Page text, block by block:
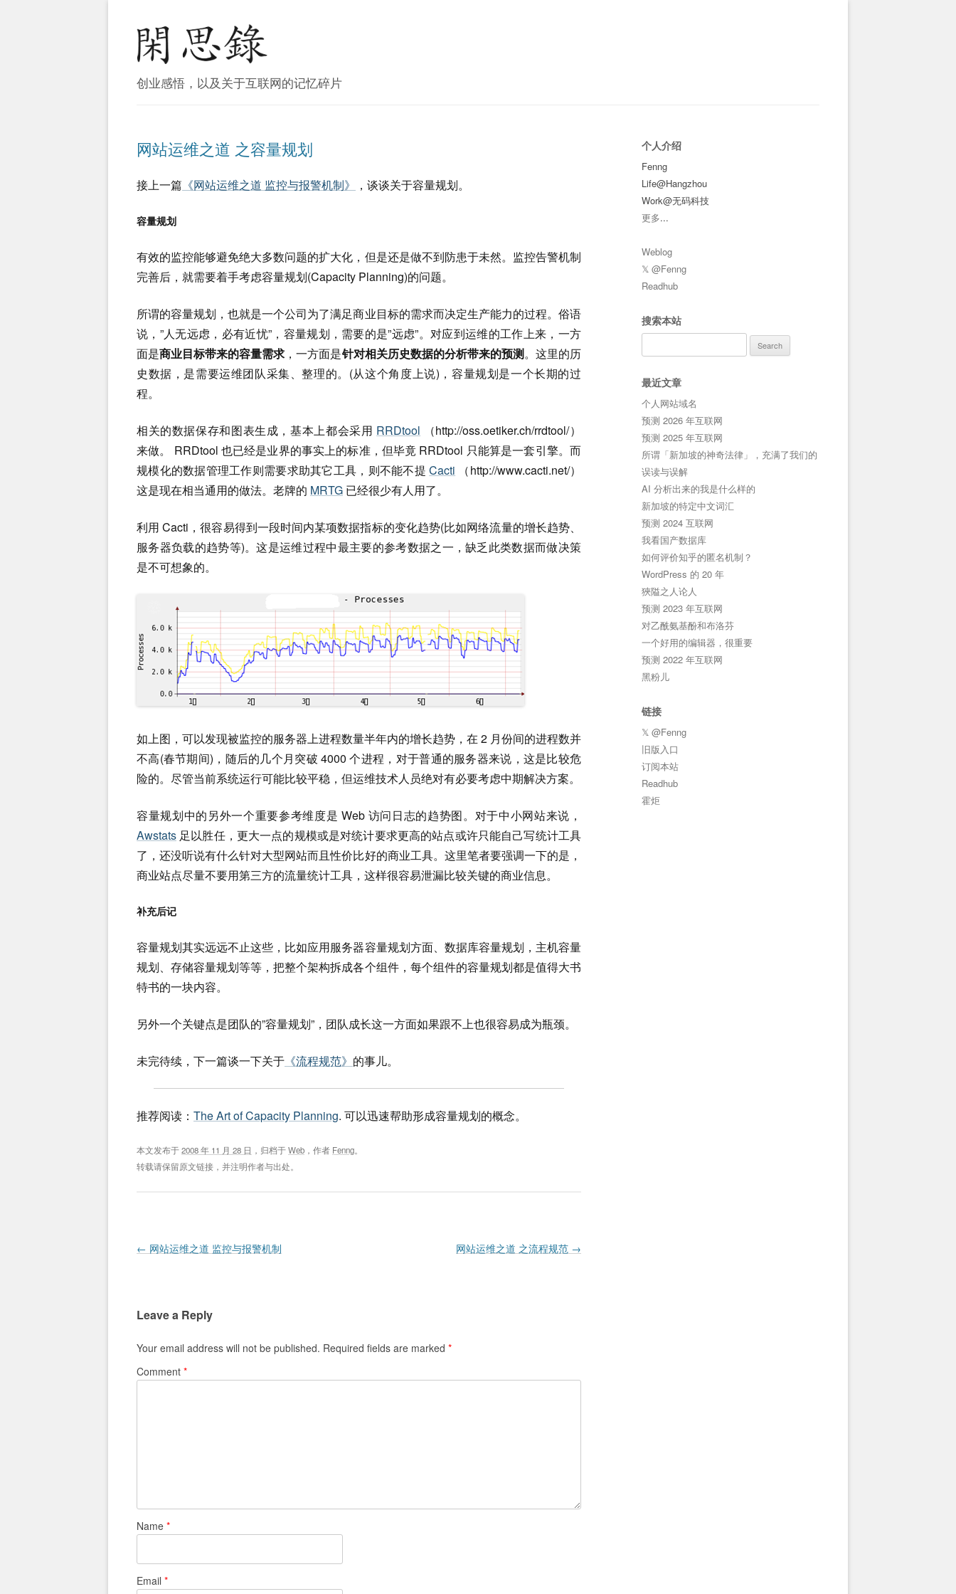
创业感悟，以及关于互联网的记忆碎片
网站运维之道 之容量规划
接上一篇 《网站运维之道 监控与报警机制》 ，谈谈关于容量规划。
容量规划
有效的监控能够避免绝大多数问题的扩大化，但是还是做不到防患于未然。监控告警机制
完善后，就需要着手考虑容量规划(Capacity Planning)的问题。
所谓的容量规划，也就是一个公司为了满足商业目标的需求而决定生产能力的过程。俗语
说，”人无远虑，必有近忧”，容量规划，需要的是”远虑”。对应到运维的工作上来，一方
面是商业目标带来的容量需求 ，一方面是针对相关历史数据的分析带来的预测。这里的历
史数据，是需要运维团队采集、整理的。(从这个角度上说)，容量规划是一个长期的过
程。
相关的数据保存和图表生成，基本上都会采用 RRDtool （http://oss.oetiker.ch/rrdtool/）
来做。 RRDtool 也已经是业界的事实上的标准，但毕竟 RRDtool 只能算是一套引擎。而
规模化的数据管理工作则需要求助其它工具，则不能不提Cacti （http://www.cacti.net/）
这是现在相当通用的做法。老牌的 MRTG 已经很少有人用了。
利用 Cacti，很容易得到一段时间内某项数据指标的变化趋势(比如网络流量的增长趋势、
服务器负载的趋势等)。这是运维过程中最主要的参考数据之一，缺乏此类数据而做决策
是不可想象的。
如上图，可以发现被监控的服务器上进程数量半年内的增长趋势，在 2 月份间的进程数并
不高(春节期间)，随后的几个月突破 4000 个进程，对于普通的服务器来说，这是比较危
险的。尽管当前系统运行可能比较平稳，但运维技术人员绝对有必要考虑中期解决方案。
容量规划中的另外一个重要参考维度是 Web 访问日志的趋势图。对于中小网站来说，
Awstats 足以胜任，更大一点的规模或是对统计要求更高的站点或许只能自己写统计工具
了，还没听说有什么针对大型网站而且性价比好的商业工具。这里笔者要强调一下的是，
商业站点尽量不要用第三方的流量统计工具，这样很容易泄漏比较关键的商业信息。
补充后记
容量规划其实远远不止这些，比如应用服务器容量规划方面、数据库容量规划，主机容量
规划、存储容量规划等等，把整个架构拆成各个组件，每个组件的容量规划都是值得大书
特书的一块内容。
另外一个关键点是团队的”容量规划”，团队成长这一方面如果跟不上也很容易成为瓶颈。
未完待续，下一篇谈一下关于 《流程规范》 的事儿。
推荐阅读： The Art of Capacity Planning. 可以迅速帮助形成容量规划的概念。
本文发布于2008 年 11 月 28 日 ，归档于Web ，作者 Fenng。
转载请保留原文链接，并注明作者与出处。
Post navigation
← 网站运维之道 监控与报警机制 网站运维之道 之流程规范 →
Leave a Reply
Your email address will not be published. Required fields are marked *
Comment *
Name *
Email *
个人介绍
Fenng
Life@Hangzhou
Work@无码科技
更多...
Weblog
𝕏 @Fenng
Readhub
搜索本站
for:
最近文章
个人网站域名
预测 2026 年互联网
预测 2025 年互联网
所谓「新加坡的神奇法律」，充满了我们的
误读与误解
AI 分析出来的我是什么样的
新加坡的特定中文词汇
预测 2024 互联网
我看国产数据库
如何评价知乎的匿名机制？
WordPress 的 20 年
狹隘之人论人
预测 2023 年互联网
对乙酰氨基酚和布洛芬
一个好用的编辑器，很重要
预测 2022 年互联网
黑粉儿
链接
𝕏 @Fenng
旧版入口
订阅本站
Readhub
霍炬